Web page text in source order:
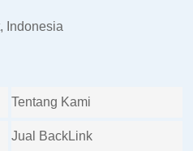
Indonesia
Tentang Kami
Jual BackLink